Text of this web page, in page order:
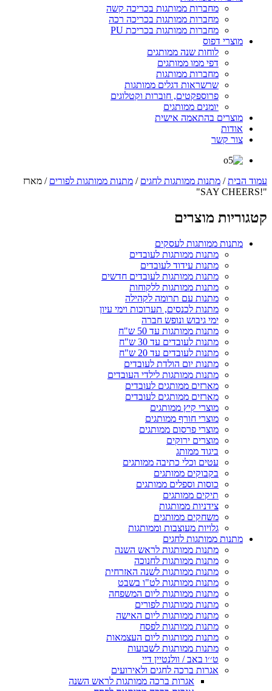
מחברות ממותגות בכריכה קשה
מחברות ממותגות בכריכה רכה
מחברות ממותגות בכריכת PU
מוצרי דפוס
לוחות שנה ממותגים
דפי ממו ממותגים
מחברות ממותגות
שרשראות דגלים ממותגות
פרוספקטים, חוברות וקטלוגים
יומנים ממותגים
מוצרים בהתאמה אישית
אודות
צור קשר
עמוד הבית/ מתנות ממותגות לחגים / מתנות ממותגות לפורים / מארז
"!SAY CHEERS"
קטגוריות מוצרים
מתנות ממותגות לעסקים
מתנות ממותגות לעובדים
מתנות עידוד לעובדים
מתנות ממותגות לעובדים חדשים
מתנות ממותגות ללקוחות
מתנות עם תרומה לקהילה
מתנות לכנסים, תערוכות וימי עיון
ימי גיבוש ונופש חברה
מתנות ממותגות עד 50 ש"ח
מתנות לעובדים עד 30 ש"ח
מתנות לעובדים עד 20 ש"ח
מתנות יום הולדת לעובדים
מתנות ממותגות לילדי העובדים
מארזים ממותגים לעובדים
מארזים ממותגים לעובדים
מוצרי קיץ ממותגים
מוצרי חורף ממותגים
מוצרי פרסום ממותגים
מוצרים ירוקים
ביגוד ממותג
עטים וכלי כתיבה ממותגים
בקבוקים ממותגים
כוסות וספלים ממותגים
תיקים ממותגים
צידניות ממותגות
משחקים ממותגים
גלויות מעוצבות וממותגות
מתנות ממותגות לחגים
מתנות ממותגות לראש השנה
מתנות ממותגות לחנוכה
מתנות ממותגות לשנה האזרחית
מתנות ממותגות לט"ו בשבט
מתנות ממותגות ליום המשפחה
מתנות ממותגות לפורים
מתנות ממותגות ליום האישה
מתנות ממותגות לפסח
מתנות ממותגות ליום העצמאות
מתנות ממותגות לשבועות
ט׳׳ו באב / וולנטיין דיי
אגרות ברכה לחגים ולאירועים
אגרות ברכה ממותגות לראש השנה